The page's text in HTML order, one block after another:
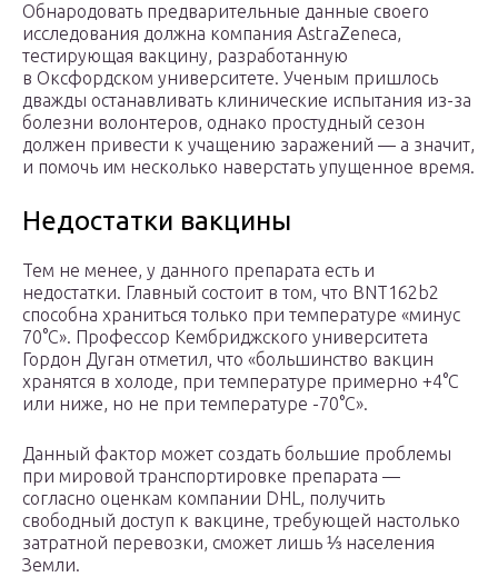
Обнародовать предварительные данные своего
исследования должна компания AstraZeneca,
тестирующая вакцину, разработанную
в Оксфордском университете. Ученым пришлось
дважды останавливать клинические испытания из-за
болезни волонтеров, однако простудный сезон
должен привести к учащению заражений — а значит,
и помочь им несколько наверстать упущенное время.
Недостатки вакцины
Тем не менее, у данного препарата есть и
недостатки. Главный состоит в том, что BNT162b2
способна храниться только при температуре «минус
70°С». Профессор Кембриджского университета
Гордон Дуган отметил, что «большинство вакцин
хранятся в холоде, при температуре примерно +4°С
или ниже, но не при температуре -70°С».
Данный фактор может создать большие проблемы
при мировой транспортировке препарата —
согласно оценкам компании DHL, получить
свободный доступ к вакцине, требующей настолько
затратной перевозки, сможет лишь ⅓ населения
Земли.